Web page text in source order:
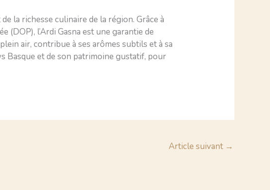
la richesse culinaire de la région. Grâce à
(DOP), l’Ardi Gasna est une garantie de
air, contribue à ses arômes subtils et à sa
Basque et de son patrimoine gustatif, pour
Article suivant →